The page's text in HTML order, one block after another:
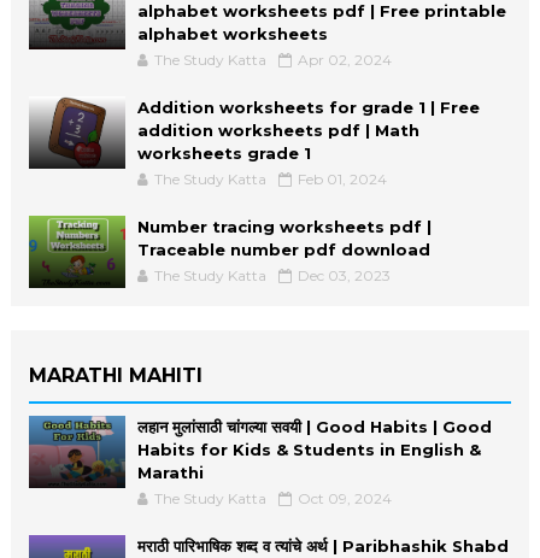
alphabet worksheets pdf | Free printable
alphabet worksheets
The Study Katta Apr 02, 2024
Addition worksheets for grade 1 | Free
addition worksheets pdf | Math
worksheets grade 1
The Study Katta Feb 01, 2024
Number tracing worksheets pdf |
Traceable number pdf download
The Study Katta Dec 03, 2023
MARATHI MAHITI
लहान मुलांसाठी चांगल्या सवयी | Good Habits | Good
Habits for Kids & Students in English &
Marathi
The Study Katta Oct 09, 2024
मराठी पारिभाषिक शब्द व त्यांचे अर्थ | Paribhashik Shabd